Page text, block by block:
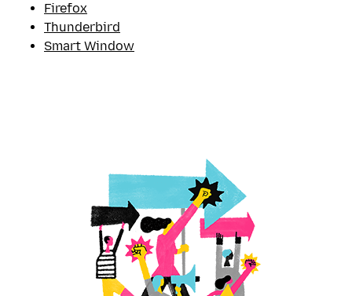
Firefox
Thunderbird
Smart Window